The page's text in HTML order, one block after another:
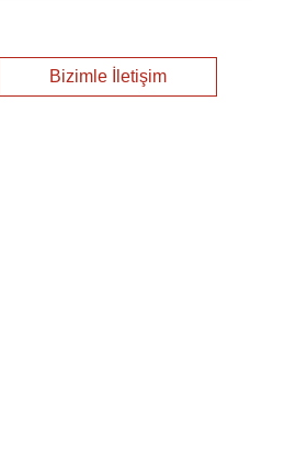
Bizimle İletişim